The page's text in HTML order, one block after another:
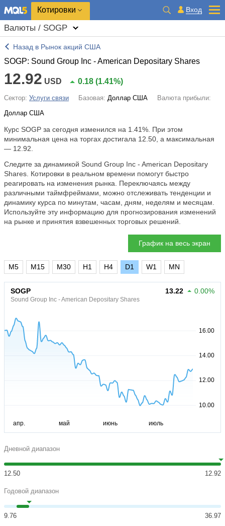
Котировки Вход
Валюты / SOGP
Назад в Рынок акций США
SOGP: Sound Group Inc - American Depositary Shares
12.92 USD 0.18 (1.41%)
Сектор: Услуги связи Базовая: Доллар США
Валюта прибыли:
Доллар США
Курс SOGP за сегодня изменился на 1.41% . При этом
минимальная цена на торгах достигала 12.50, а максимальная
— 12.92.
Следите за динамикой Sound Group Inc - American Depositary
Shares. Котировки в реальном времени помогут быстро
реагировать на изменения рынка. Переключаясь между
различными таймфреймами, можно отслеживать тенденции и
динамику курса по минутам, часам, дням, неделям и месяцам.
Используйте эту информацию для прогнозирования изменений
на рынке и принятия взвешенных торговых решений.
График на весь экран
M5 M15 M30 H1 H4 D1 W1 MN
SOGP
Sound Group Inc - American Depositary Shares
13.22 0.00%
Дневной диапазон
12.50 12.92
Годовой диапазон
9.76 36.97